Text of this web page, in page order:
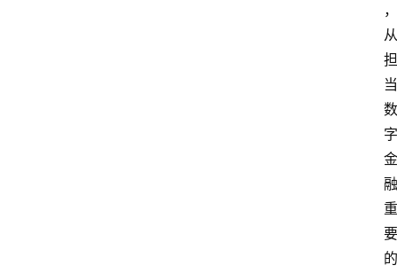
，
从
担
当
数
字
金
融
重
要
的